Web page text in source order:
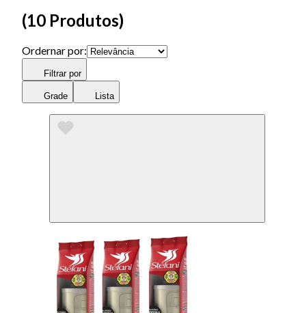
(10 Produtos)
Ordernar por:
Filtrar por
Grade Lista